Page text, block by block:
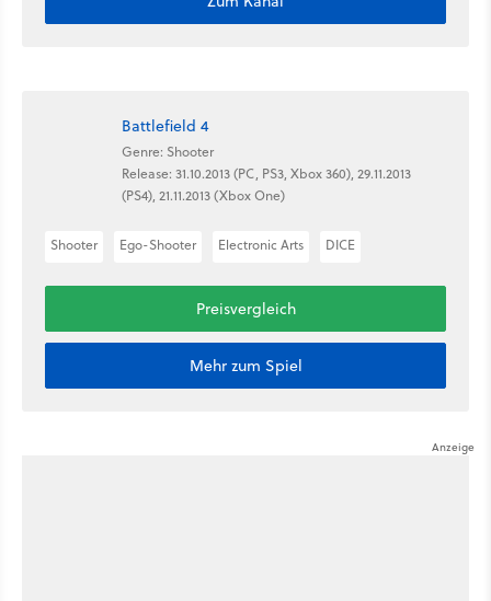
Battlefield 4
Genre: Shooter
Release: 31.10.2013 (PC, PS3, Xbox 360), 29.11.2013
(PS4), 21.11.2013 (Xbox One)
Shooter Ego-Shooter Electronic Arts DICE
Preisvergleich
Mehr zum Spiel